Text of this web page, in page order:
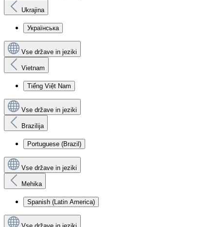
Ukrajina
Українська
Vse države in jeziki
Vietnam
Tiếng Việt Nam
Vse države in jeziki
Brazilija
Portuguese (Brazil)
Vse države in jeziki
Mehika
Spanish (Latin America)